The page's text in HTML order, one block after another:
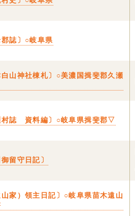
郡誌〕○岐阜県
白山神社棟札〕○美濃国揖斐郡久瀬
村誌 資料編〕○岐阜県揖斐郡▽
御留守日記〕
山家）領主日記〕○岐阜県苗木遠山